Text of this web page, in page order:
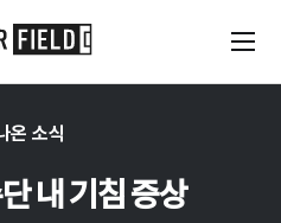
온 소식
내 기침 증상